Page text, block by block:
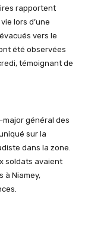
rapportent
lors d’une
vers le
été observées
témoignant de
major général des
sur la
dans la zone.
soldats avaient
à Niamey,